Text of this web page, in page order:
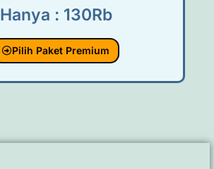
Hanya : 130Rb
Pilih Paket Premium